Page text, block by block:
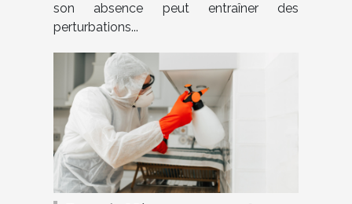
son absence peut entraîner des
perturbations...